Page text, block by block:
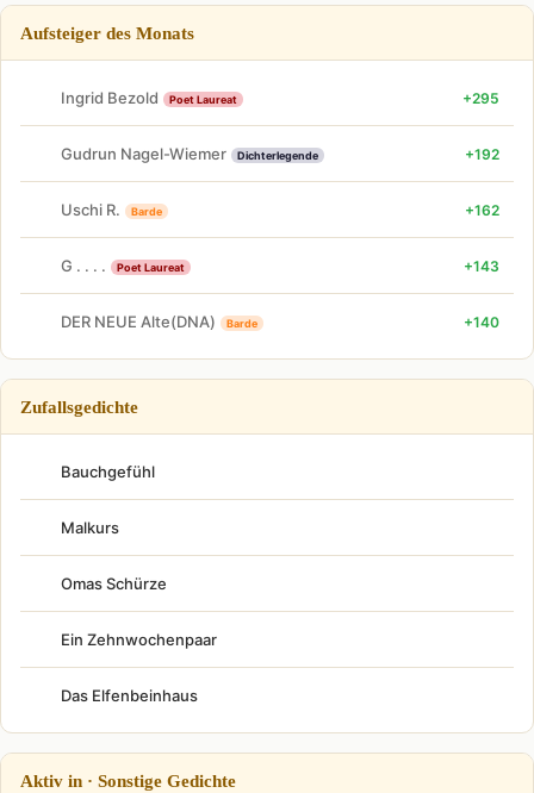
Aufsteiger des Monats
Ingrid Bezold Poet Laureat +295
Gudrun Nagel-Wiemer Dichterlegende +192
Uschi R. Barde +162
G . . . . Poet Laureat +143
DER NEUE Alte(DNA) Barde +140
Zufallsgedichte
Bauchgefühl
Malkurs
Omas Schürze
Ein Zehnwochenpaar
Das Elfenbeinhaus
Aktiv in · Sonstige Gedichte